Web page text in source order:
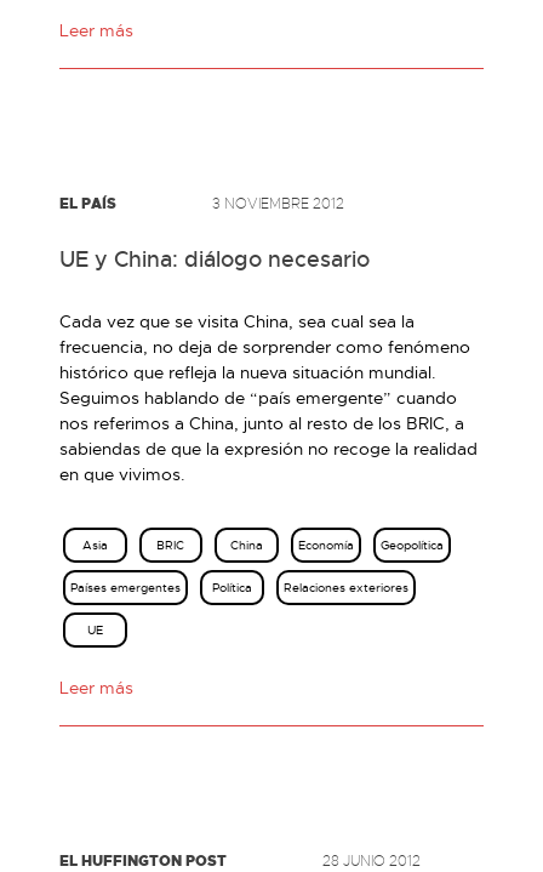
Leer más
EL PAÍS 3 NOVIEMBRE 2012
UE y China: diálogo necesario
Cada vez que se visita China, sea cual sea la
frecuencia, no deja de sorprender como fenómeno
histórico que refleja la nueva situación mundial.
Seguimos hablando de “país emergente” cuando
nos referimos a China, junto al resto de los BRIC, a
sabiendas de que la expresión no recoge la realidad
en que vivimos.
Asia BRIC China Economía Geopolítica
Países emergentes Política Relaciones exteriores
UE
Leer más
EL HUFFINGTON POST 28 JUNIO 2012